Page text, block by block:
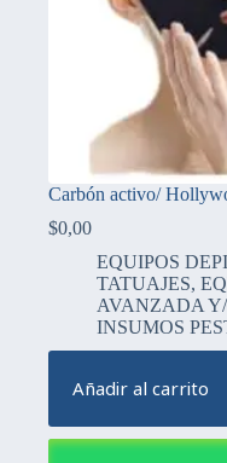
Carbón activo/
$0,00
EQUIPOS
TATUAJES,
AVANZADA
INSUMOS
Añadir al carrito